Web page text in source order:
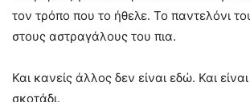
τον τρόπο που το ήθελε. Το παντελόνι
στους αστραγάλους του πια.
Και κανείς άλλος δεν είναι εδώ. Και
σκοτάδι.